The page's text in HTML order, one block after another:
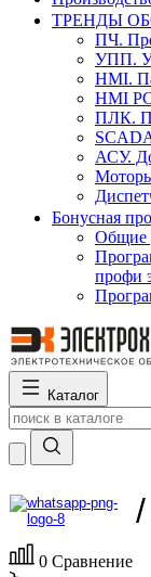
ТРЕНДЫ
ПЧ.
УПП.
HMI.
HMI
ПЛК.
АСУ.
Бонусная
Общие
профи
Каталог
/
0 Сравнение